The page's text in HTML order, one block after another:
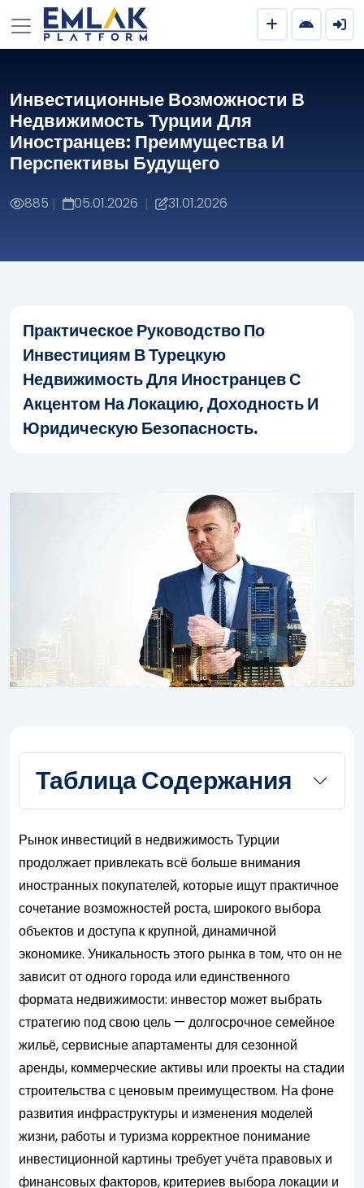
Инвестиционные Возможности В
Недвижимость Турции Для
Иностранцев: Преимущества И
Перспективы Будущего
885 | 05.01.2026 | 31.01.2026
Практическое Руководство По
Инвестициям В Турецкую
Недвижимость Для Иностранцев С
Акцентом На Локацию, Доходность И
Юридическую Безопасность.
Таблица Содержания
Рынок инвестиций в недвижимость Турции
продолжает привлекать всё больше внимания
иностранных покупателей, которые ищут практичное
сочетание возможностей роста, широкого выбора
объектов и доступа к крупной, динамичной
экономике. Уникальность этого рынка в том, что он не
зависит от одного города или единственного
формата недвижимости: инвестор может выбрать
стратегию под свою цель — долгосрочное семейное
жильё, сервисные апартаменты для сезонной
аренды, коммерческие активы или проекты на стадии
строительства с ценовым преимуществом. На фоне
развития инфраструктуры и изменения моделей
жизни, работы и туризма корректное понимание
инвестиционной картины требует учёта правовых и
финансовых факторов, критериев выбора локации и